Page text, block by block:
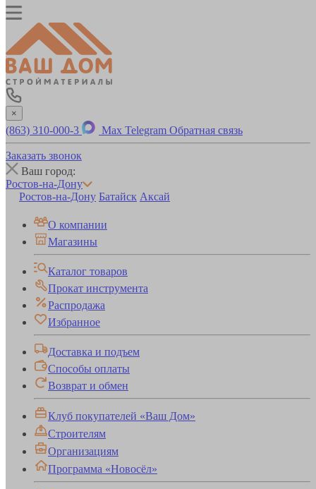
×
(863) 310-000-3 Max Telegram Обратная связь
Заказать звонок
Ваш город:
Ростов-на-Дону
Ростов-на-Дону Батайск Аксай
О компании
Магазины
Каталог товаров
Прокат инструмента
Распродажа
Избранное
Доставка и подъем
Способы оплаты
Возврат и обмен
Клуб покупателей «Ваш Дом»
Строителям
Организациям
Программа «Новосёл»